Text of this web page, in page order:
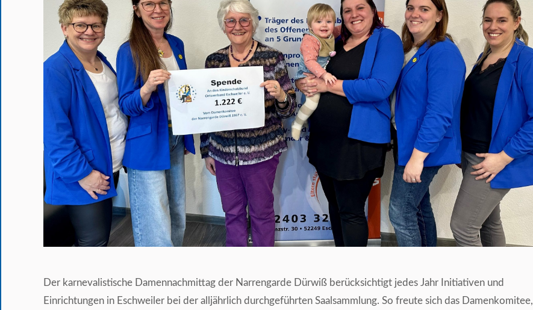
Der karnevalistische Damennachmittag der Narrengarde Dürwiß berücksichtigt jedes Jahr Initiativen und
Einrichtungen in Eschweiler bei der alljährlich durchgeführten Saalsammlung. So freute sich das Damenkomitee,